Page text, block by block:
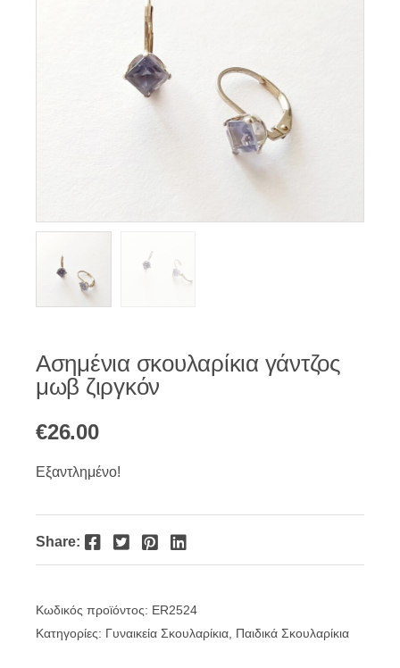
Ασημένια σκουλαρίκια γάντζος
μωβ ζιργκόν
€26.00
Εξαντλημένο!
Share: Facebook Twitter Pinterest LinkedIn
Κωδικός προϊόντος: ER2524
Κατηγορίες: Γυναικεία Σκουλαρίκια Παιδικά Σκουλαρίκια